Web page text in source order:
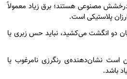
مصنوعی هستند؛ برق زیاد معمولاً
پلاستیکی است.
دو انگشت می‌کشید، نباید حس زبری یا
است نشان‌دهنده‌ی رنگرزی نامرغوب یا
باشد.